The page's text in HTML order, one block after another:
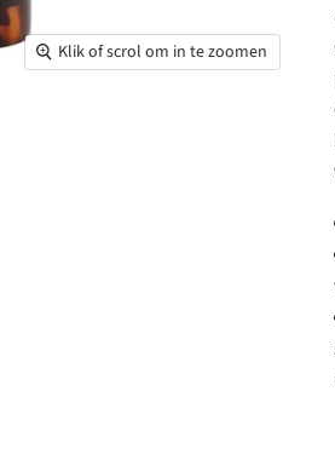
Klik of scrol om in te zoomen